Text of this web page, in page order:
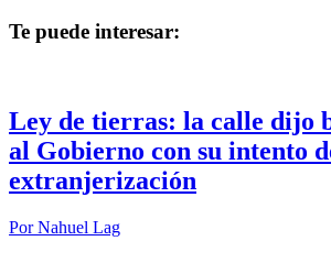
Te puede interesar:
Ley de tierras: la calle dijo
al Gobierno con su intento
extranjerización
PorNahuel Lag